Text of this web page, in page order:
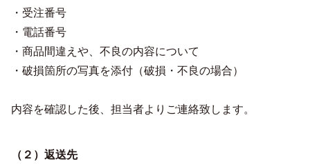
・受注番号
・電話番号
・商品間違えや、不良の内容について
・破損箇所の写真を添付（破損・不良の場合）
内容を確認した後、担当者よりご連絡致します。
（２）返送先